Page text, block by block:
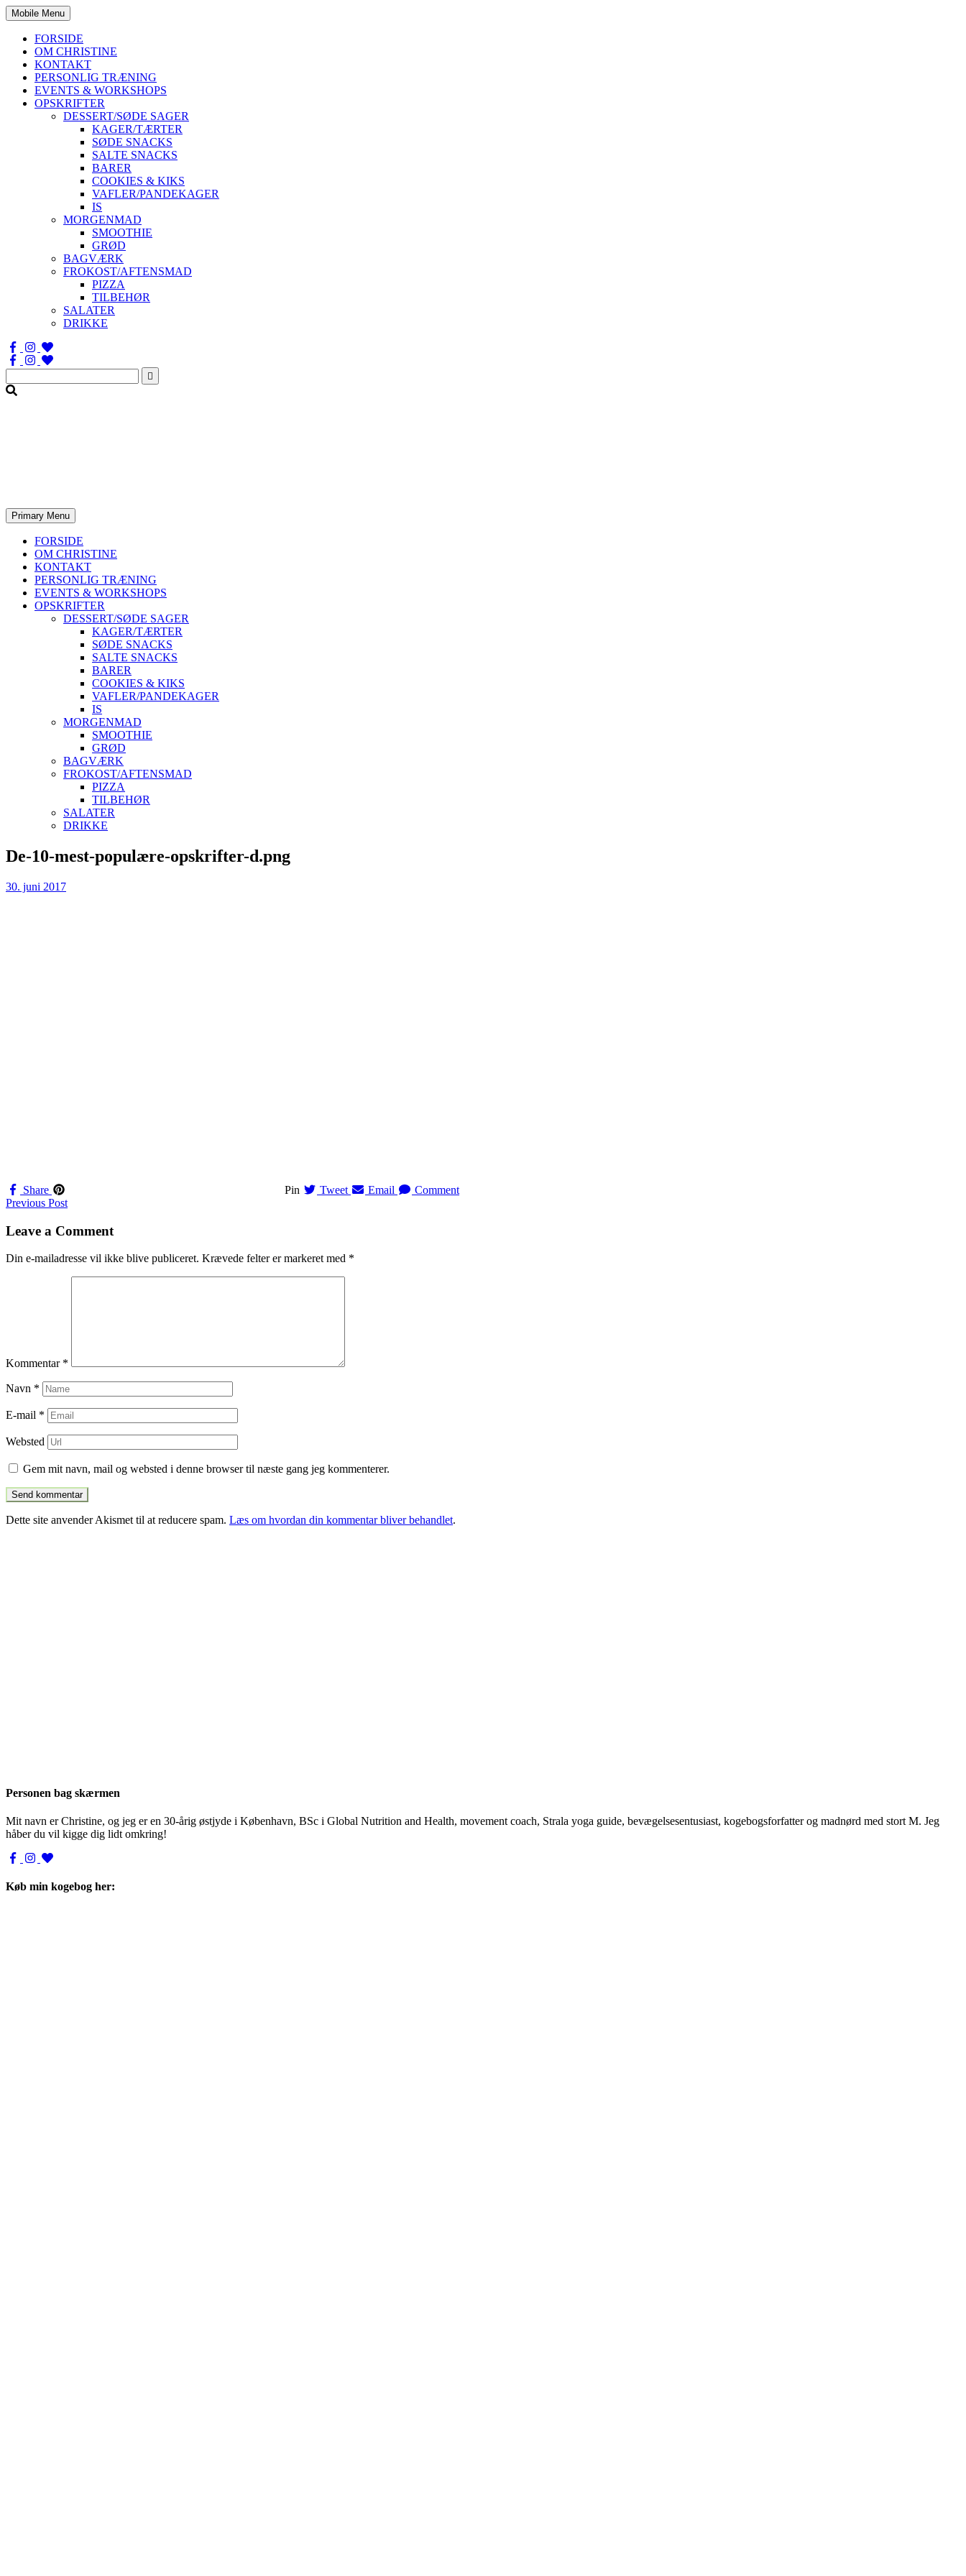
Mobile Menu
FORSIDE
OM CHRISTINE
KONTAKT
PERSONLIG TRÆNING
EVENTS & WORKSHOPS
OPSKRIFTER
DESSERT/SØDE SAGER
KAGER/TÆRTER
SØDE SNACKS
SALTE SNACKS
BARER
COOKIES & KIKS
VAFLER/PANDEKAGER
IS
MORGENMAD
SMOOTHIE
GRØD
BAGVÆRK
FROKOST/AFTENSMAD
PIZZA
TILBEHØR
SALATER
DRIKKE
Søg
efter:
Primary Menu
FORSIDE
OM CHRISTINE
KONTAKT
PERSONLIG TRÆNING
EVENTS & WORKSHOPS
OPSKRIFTER
DESSERT/SØDE SAGER
KAGER/TÆRTER
SØDE SNACKS
SALTE SNACKS
BARER
COOKIES & KIKS
VAFLER/PANDEKAGER
IS
MORGENMAD
SMOOTHIE
GRØD
BAGVÆRK
FROKOST/AFTENSMAD
PIZZA
TILBEHØR
SALATER
DRIKKE
Skip
to
De-10-mest-populære-opskrifter-d.png
30. juni 2017
Share Pin Tweet Email Comment
Navigation
til
Previous Post
Leave a Comment
Din e-mailadresse vil ikke blive publiceret. Krævede felter er markeret med *
Kommentar *
Navn *
E-mail *
Websted
Gem mit navn, mail og websted i denne browser til næste gang jeg kommenterer.
Dette site anvender Akismet til at reducere spam. Læs om hvordan din kommentar bliver behandlet.
Personen bag skærmen
Mit navn er Christine, og jeg er en 30-årig østjyde i København, BSc i Global Nutrition and Health, movement coach, Strala yoga guide, bevægelsesentusiast, kogebogsforfatter og madnørd med stort M. Jeg
håber du vil kigge dig lidt omkring!
Køb min kogebog her: